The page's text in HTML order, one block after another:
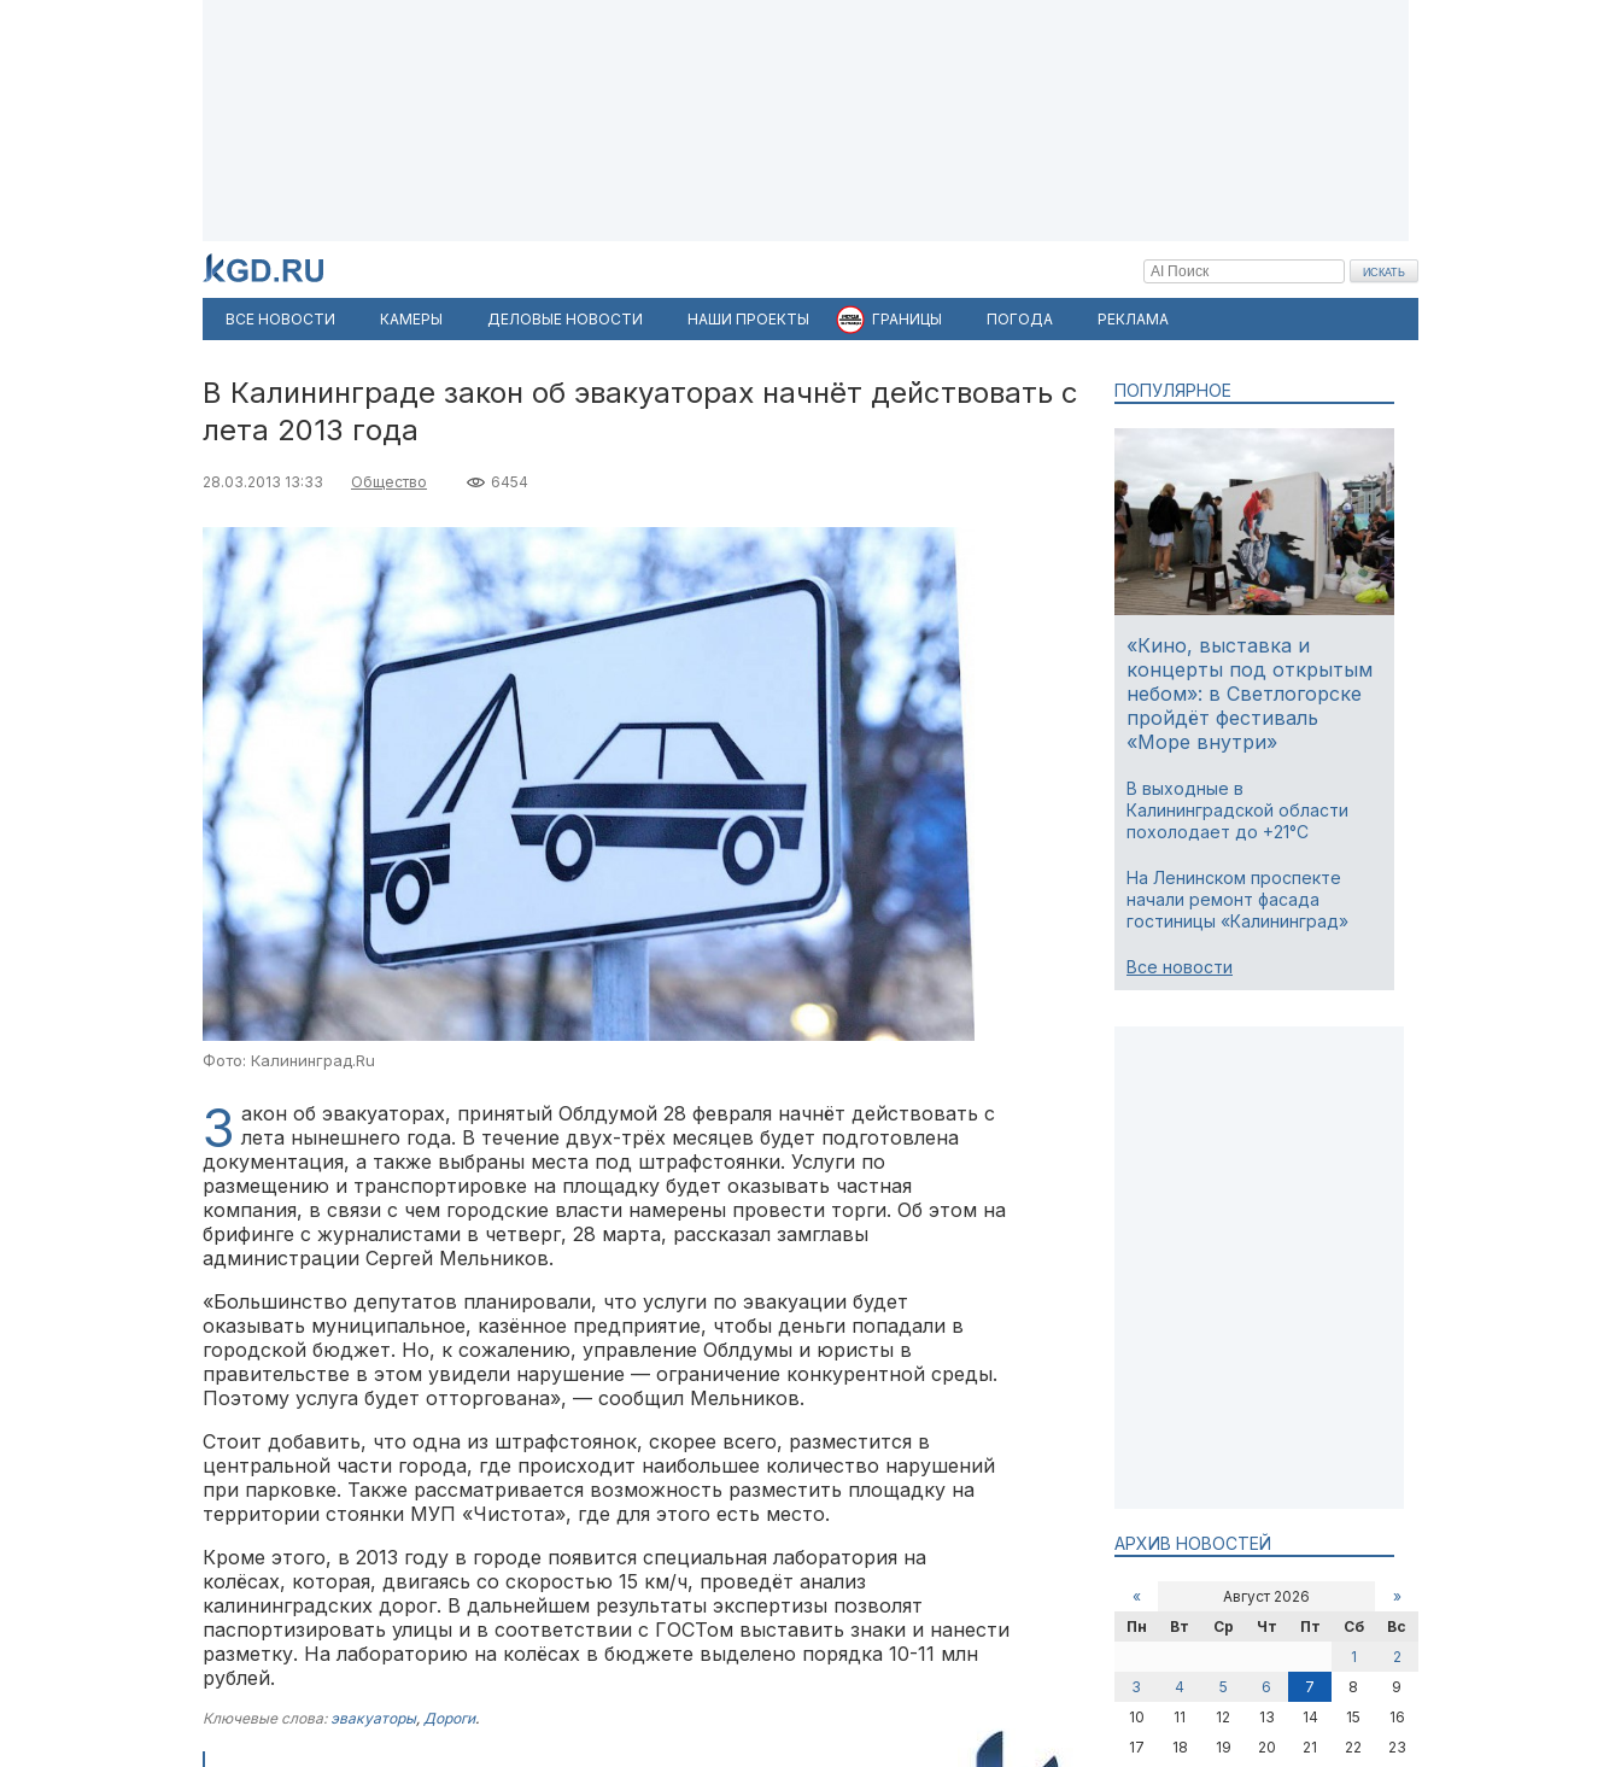
ВСЕ НОВОСТИ КАМЕРЫ ДЕЛОВЫЕ НОВОСТИ НАШИ ПРОЕКТЫ ГРАНИЦЫ ПОГОДА РЕКЛАМА
В Калининграде закон об эвакуаторах начнёт действовать с
лета 2013 года
28.03.2013 13:33 Общество 6454
Фото: Калининград.Ru
З акон об эвакуаторах, принятый Облдумой 28 февраля начнёт действовать с
лета нынешнего года. В течение двух-трёх месяцев будет подготовлена
документация, а также выбраны места под штрафстоянки. Услуги по
размещению и транспортировке на площадку будет оказывать частная
компания, в связи с чем городские власти намерены провести торги. Об этом на
брифинге c журналистами в четверг, 28 марта, рассказал замглавы
администрации Сергей Мельников.
«Большинство депутатов планировали, что услуги по эвакуации будет
оказывать муниципальное, казённое предприятие, чтобы деньги попадали в
городской бюджет. Но, к сожалению, управление Облдумы и юристы в
правительстве в этом увидели нарушение — ограничение конкурентной среды.
Поэтому услуга будет отторгована», — сообщил Мельников.
Стоит добавить, что одна из штрафстоянок, скорее всего, разместится в
центральной части города, где происходит наибольшее количество нарушений
при парковке. Также рассматривается возможность разместить площадку на
территории стоянки МУП «Чистота», где для этого есть место.
Кроме этого, в 2013 году в городе появится специальная лаборатория на
колёсах, которая, двигаясь со скоростью 15 км/ч, проведёт анализ
калининградских дорог. В дальнейшем результаты экспертизы позволят
паспортизировать улицы и в соответствии с ГОСТом выставить знаки и нанести
разметку. На лабораторию на колёсах в бюджете выделено порядка 10-11 млн
рублей.
Ключевые слова: эвакуаторы, Дороги.
ПОПУЛЯРНОЕ
«Кино, выставка и
концерты под открытым
небом»: в Светлогорске
пройдёт фестиваль
«Море внутри»
В выходные в
Калининградской области
похолодает до +21°C
На Ленинском проспекте
начали ремонт фасада
гостиницы «Калининград»
Все новости
АРХИВ НОВОСТЕЙ
« Август 2026
»
Пн
Вт Ср Чт Пт Сб
Вс
1
2
3
4 5 6 7 8
9
10
11 12 13 14 15
16
17
18 19 20 21 22
23